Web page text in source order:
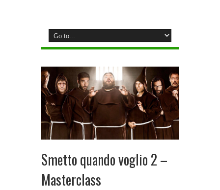
Smetto quando voglio 2 –
Masterclass